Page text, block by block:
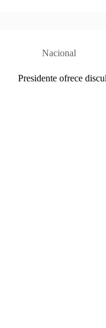
Nacional
Presidente ofrece